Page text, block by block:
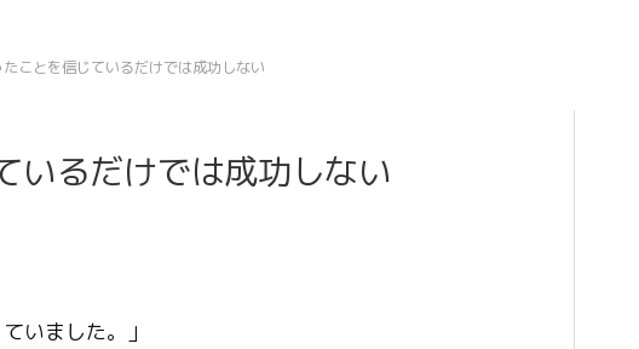
たことを信じているだけでは成功しない
いるだけでは成功しない
いました。」